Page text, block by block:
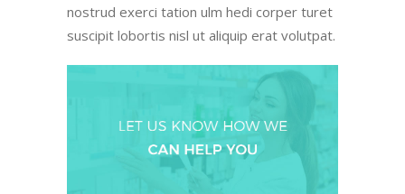
nostrud exerci tation ulm hedi corper turet
suscipit lobortis nisl ut aliquip erat volutpat.